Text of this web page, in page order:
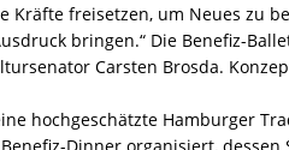
Kräfte freisetzen, um Neues zu
bringen.“ Die Benefiz-
Carsten Brosda.
hochgeschätzte Hamburger